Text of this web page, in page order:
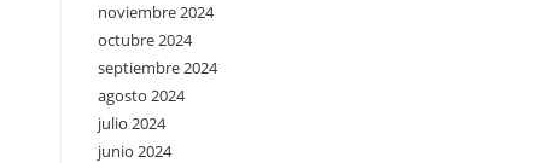
noviembre 2024
octubre 2024
septiembre 2024
agosto 2024
julio 2024
junio 2024